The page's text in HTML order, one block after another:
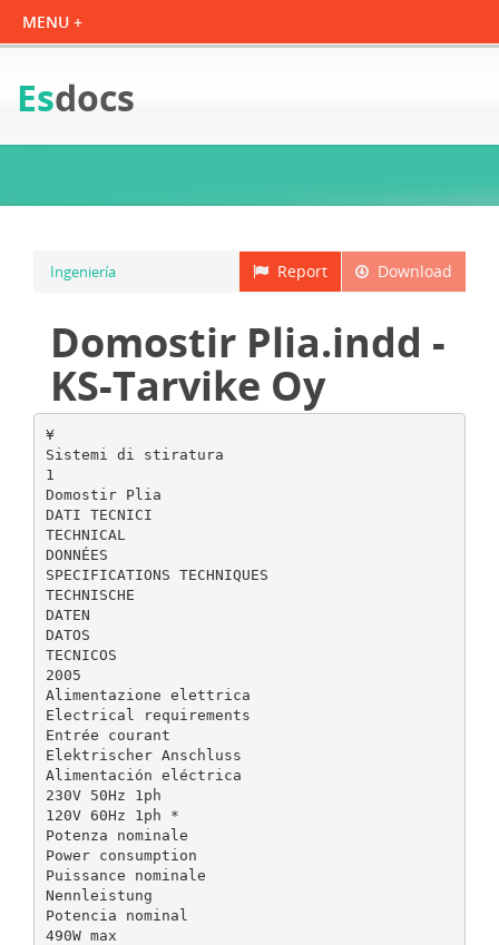
Esdocs
Download
Report
Ingeniería
Domostir Plia.indd -
KS-Tarvike Oy
¥
Sistemi di stiratura
1
Domostir Plia
DATI TECNICI
TECHNICAL
DONNÉES
SPECIFICATIONS TECHNIQUES
TECHNISCHE
DATEN
DATOS
TECNICOS
2005
Alimentazione elettrica
Electrical requirements
Entrée courant
Elektrischer Anschluss
Alimentación eléctrica
230V 50Hz 1ph
120V 60Hz 1ph *
Potenza nominale
Power consumption
Puissance nominale
Nennleistung
Potencia nominal
490W max